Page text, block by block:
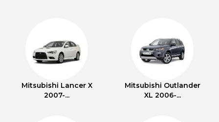
Mitsubishi Lancer X
2007-...
Mitsubishi Outlander
XL 2006-...